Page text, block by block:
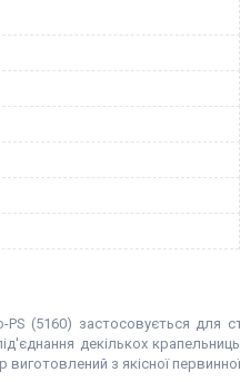
PS (5160) застосовується для
декількох
з якісної